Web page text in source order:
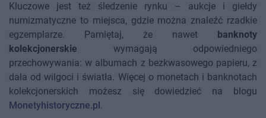
Kluczowe jest też śledzenie rynku – aukcje i giełdy
numizmatyczne to miejsca, gdzie można znaleźć rzadkie
egzemplarze. Pamiętaj, że nawet banknoty
kolekcjonerskie wymagają odpowiedniego
przechowywania: w albumach z bezkwasowego papieru, z
dala od wilgoci i światła. Więcej o monetach i banknotach
kolekcjonerskich możesz się dowiedzieć na blogu
Monetyhistoryczne.pl.